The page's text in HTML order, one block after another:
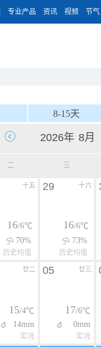
专业产品 资讯 视频 节气
8-15天
二 三
十五
16/6℃
70%
历史均值
十六
29
16/6℃
73%
历史均值
廿二
15/4℃
14mm
实况
廿三
05
17/6℃
0mm
实况